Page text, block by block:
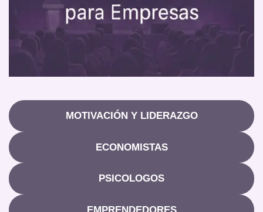
MOTIVACIÓN Y LIDERAZGO
ECONOMISTAS
PSICOLOGOS